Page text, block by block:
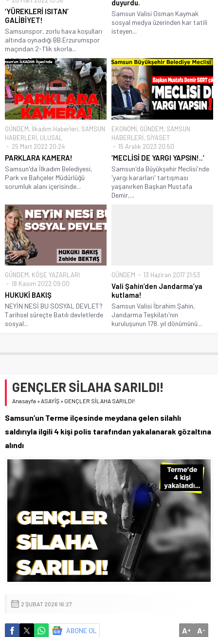
‘YÜREKLERİ ISITAN’
GALİBİYET!
Samsunspor, zorlu hava koşulları
altında oynadığı BB.Erzurumspor
maçından 2-1'lik skorla...
duyurdu.
Samsun Valisi Osman Kaymak
sosyal medya üzerinden kar tatili
isteyen...
GÜNDEM, İlkadım Haberleri, SAMSUN
HABERLERİ, ULUSAL
25 Mart 2022 20:24
PARKLARA KAMERA!
Samsun'da İlkadım Belediyesi,
Park ve Bahçeler Müdürlüğü
sorumluk alanı içerisinde...
EKONOMİ, GÜNDEM, SAMSUN
HABERLERİ, SİYASET
15 Aralık 2023 20:50
‘MECLİSİ DE YARGI YAPSIN!..’
Samsun'da Büyükşehir Meclisi'nde
'yargı kararları' tartışması
yaşanırken Başkan Mustafa
Demir,...
GÜNDEM, KÖŞE YAZARLARI
18 Kasım 2022 09:00
HUKUKİ BAKIŞ
NEYİN NESİ BU SOSYAL DEVLET?
Tarihsel süreçte Batılı devletlerde
sosyal...
GÜNDEM 13 Haziran 2017 21:53
Vali Şahin’den Jandarma’ya
kutlama!
Samsun Valisi İbrahim Şahin,
Jandarma Teşkilatı'nın
kuruluşunun 178. yıl dönümünü...
GENÇLER SİLAHA SARILDI!
Anasayfa »ASAYİŞ » GENÇLER SİLAHA SARILDI!
Samsun’un Terme ilçesinde meydana gelen silahlı
saldırıyla ilgili 4 kişi polis tarafından yakalanarak gözaltına
alındı
2 ŞUBAT 2026 16:27
ABONE OL A+ A-